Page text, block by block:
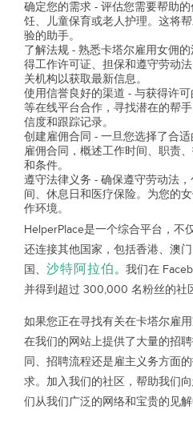
确定您的需求 - 评估您需要帮助
饪、儿童保育或老人护理。这将
验的助手。
了解法规 - 熟悉卡塔尔雇用女佣
得工作许可证、担保和遵守劳动
关机构以获取最新信息。
使用信誉良好的渠道 - 与获得许
等在线平台合作，寻找潜在的帮
信度和跟踪记录。
创建雇佣合同 - 一旦您选择了合
雇佣合同，概述工作时间、职责
和条件。
遵守法律义务 - 确保遵守劳动法
间、休息日和医疗保险。为您的
作环境。
HelperPlace是一个综合平台，不
还连接其他国家，包括香港、澳
国、 沙特阿拉伯。我们在
并得到超过 300,000 名粉丝的社
如果您正在寻找有关在卡塔尔雇
在我们的网站上提供了大量的招
同、招聘流程还是雇主义务方面
求。加入我们的社区，帮助我们
们从我们广泛的网络和宝贵的见解